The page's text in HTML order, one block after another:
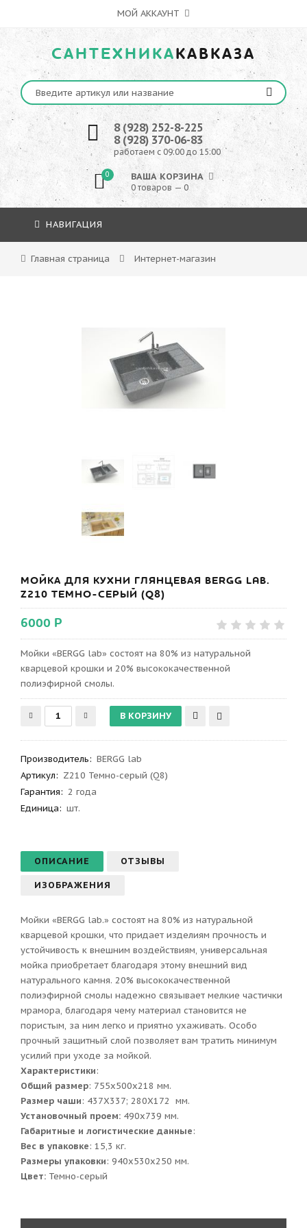
МОЙ АККАУНТ
САНТЕХНИКАКАВКАЗА
8 (928) 252-8-225
8 (928) 370-06-83
работаем с 09:00 до 15:00
0 ВАША КОРЗИНА
0 товаров — 0
НАВИГАЦИЯ
Главная страница Интернет-магазин
МОЙКА ДЛЯ КУХНИ ГЛЯНЦЕВАЯ BERGG LAB.
Z210 ТЕМНО-СЕРЫЙ (Q8)
6000 Р
Мойки «BERGG lab» состоят на 80% из натуральной
кварцевой крошки и 20% высококачественной
полиэфирной смолы.
Производитель: BERGG lab
Артикул: Z210 Темно-серый (Q8)
Гарантия: 2 года
Единица: шт.
ОПИСАНИЕ ОТЗЫВЫ
ИЗОБРАЖЕНИЯ
Мойки «BERGG lab.» состоят на 80% из натуральной
кварцевой крошки, что придает изделиям прочность и
устойчивость к внешним воздействиям, универсальная
мойка приобретает благодаря этому внешний вид
натурального камня. 20% высококачественной
полиэфирной смолы надежно связывает мелкие частички
мрамора, благодаря чему материал становится не
пористым, за ним легко и приятно ухаживать. Особо
прочный защитный слой позволяет вам тратить минимум
усилий при уходе за мойкой.
Характеристики:
Общий размер: 755x500x218 мм.
Размер чаши: 437Х337; 280Х172 мм.
Установочный проем: 490x739 мм.
Габаритные и логистические данные:
Вес в упаковке: 15,3 кг.
Размеры упаковки: 940x530x250 мм.
Цвет: Темно-серый